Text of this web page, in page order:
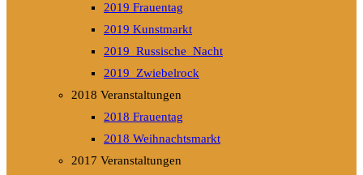
2019 Frauentag
2019 Kunstmarkt
2019_Russische_Nacht
2019_Zwiebelrock
2018 Veranstaltungen
2018 Frauentag
2018 Weihnachtsmarkt
2017 Veranstaltungen